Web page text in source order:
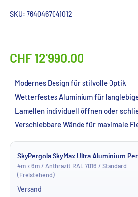
SKU: 7640467041012
CHF 12'990.00
Modernes Design für stilvolle Optik
Wetterfestes Aluminium für
Lamellen individuell öffnen oder
Verschiebbare Wände für maximale
SkyPergola SkyMax Ultra Aluminium
4m x 6m / Anthrazit RAL 7016 / Standard
(Freistehend)
Versand